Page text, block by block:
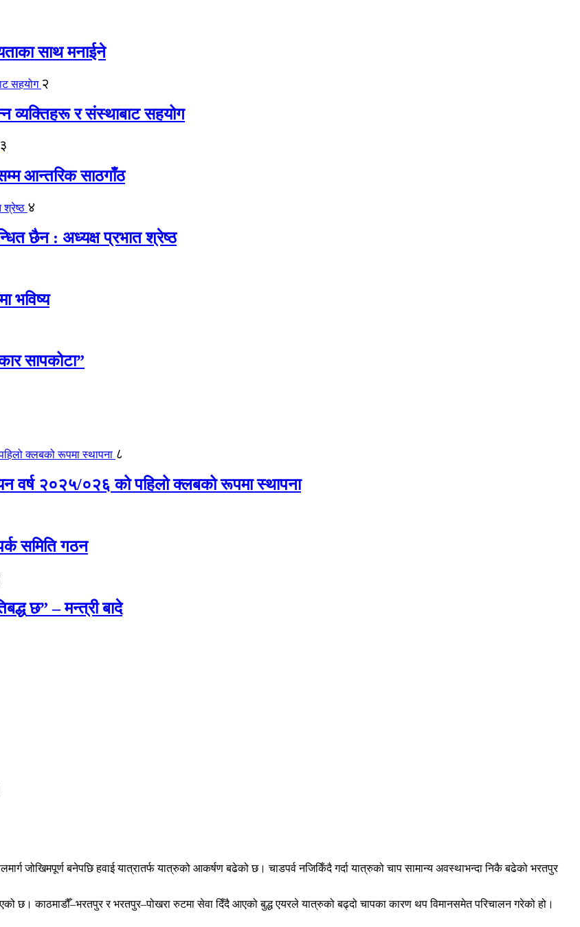
साथ मनाईने
२
व्यक्तिहरू र संस्थाबाट सहयोग
३
आन्तरिक साठगाँठ
४
छैन : अध्यक्ष प्रभात श्रेष्ठ
भविष्य
सापकोटा”
८
वर्ष २०२५/०२६ को पहिलो क्लबको रूपमा स्थापना
समिति गठन
छ” – मन्त्री बादे
जोखिमपूर्ण बनेपछि हवाई यात्रातर्फ यात्रुको आकर्षण बढेको छ। चाडपर्व नजिकिँदै गर्दा यात्रुको चाप सामान्य अवस्थाभन्दा निकै बढेको भरतपुर
छ। काठमाडौँ–भरतपुर र भरतपुर–पोखरा रुटमा सेवा दिँदै आएको बुद्ध एयरले यात्रुको बढ्दो चापका कारण थप विमानसमेत परिचालन गरेको हो।